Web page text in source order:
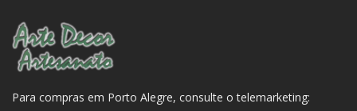
Para compras em Porto Alegre, consulte o telemarketing: